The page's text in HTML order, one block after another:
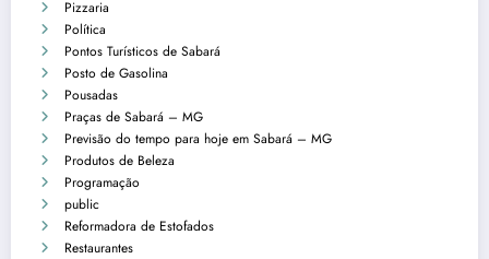
Pizzaria
Política
Pontos Turísticos de Sabará
Posto de Gasolina
Pousadas
Praças de Sabará – MG
Previsão do tempo para hoje em Sabará – MG
Produtos de Beleza
Programação
public
Reformadora de Estofados
Restaurantes